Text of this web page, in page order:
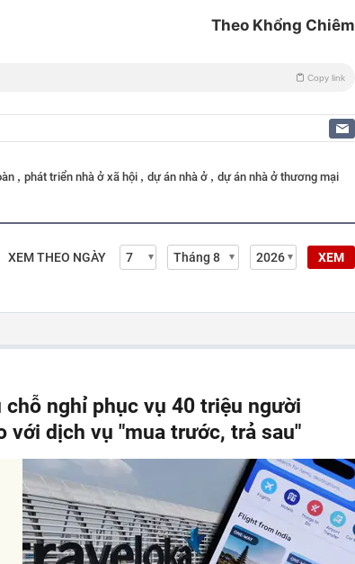
Theo Khổng Chiêm
Copy link
, phát triển nhà ở xã hội , dự án nhà ở , dự án nhà ở thương mại
XEM THEO NGÀY XEM
nghỉ phục vụ 40 triệu người
với dịch vụ "mua trước, trả sau"